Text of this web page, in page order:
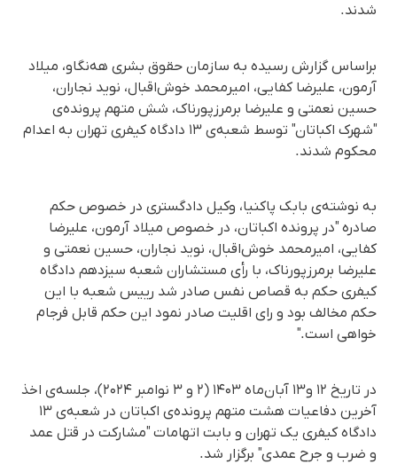
شدند.
براساس گزارش رسیده به سازمان حقوق بشری هه‌نگاو، میلاد
آرمون، علیرضا کفایی، امیرمحمد خوش‌اقبال، نوید نجاران،
حسین نعمتی و علیرضا برمرزپورناک، شش متهم پرونده‌ی
"شهرک اکباتان" توسط شعبه‌ی ۱۳ دادگاه کیفری تهران به اعدام
محکوم شدند.
به نوشته‌ی بابک پاکنیا، وکیل دادگستری در خصوص حکم
صادره "در پرونده اکباتان، در خصوص میلاد آرمون، علیرضا
کفایی، امیرمحمد خوش‌اقبال، نوید نجاران، حسین نعمتی و
علیرضا برمرزپورناک، با رأی مستشاران شعبه سیزدهم دادگاه
کیفری حکم به قصاص نفس صادر شد رییس شعبه با این
حکم‌ مخالف بود و رای اقلیت صادر نمود این حکم قابل فرجام
خواهی است."
در تاریخ ۱۲ و۱۳ آبان‌ماه ۱۴۰۳ (۲ و ۳ نوامبر ۲۰۲۴)، جلسه‌ی اخذ
آخرین دفاعیات هشت متهم پرونده‌ی اکباتان در شعبه‌ی ۱۳
دادگاه کیفری یک تهران و بابت اتهامات "مشارکت در قتل عمد
و ضرب و جرح عمدی" برگزار شد.